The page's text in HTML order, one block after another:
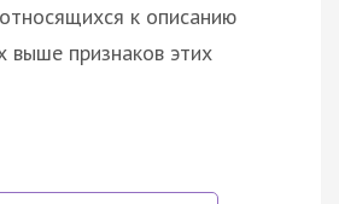
к описанию
выше признаков этих